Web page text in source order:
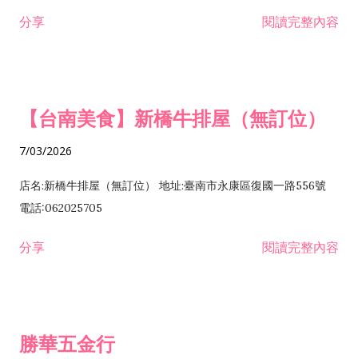
發業 H703090 不動產買賣業 H703100 不動產租賃業 I503010
分享 閱讀完整內容
【台南美食】新橋牛排屋（無訂位）
7/03/2026
店名:新橋牛排屋（無訂位） 地址:臺南市永康區復國一路556號
電話:062025705
分享 閱讀完整內容
勝華五金行